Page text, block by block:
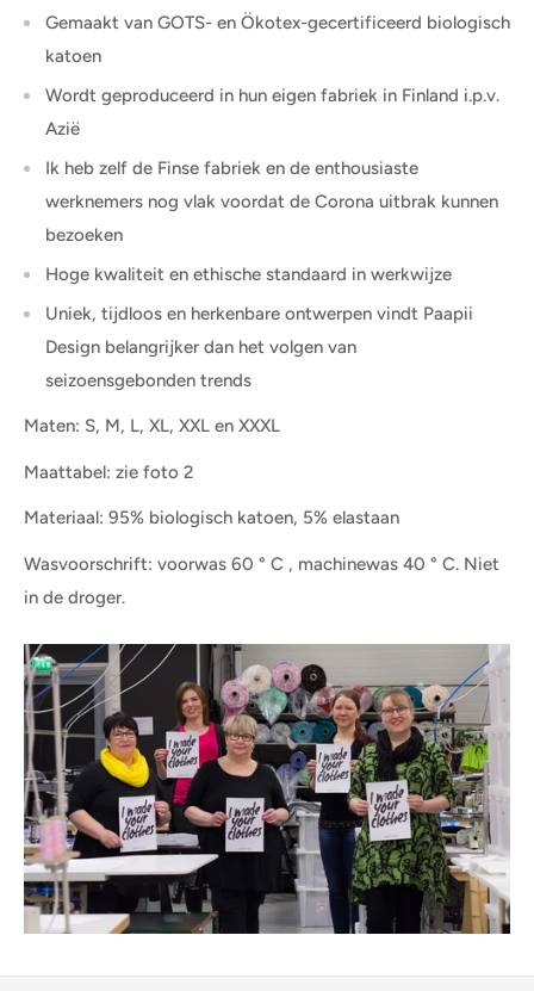
Gemaakt van GOTS- en Ökotex-gecertificeerd biologisch
katoen
Wordt geproduceerd in hun eigen fabriek in Finland i.p.v.
Azië
Ik heb zelf de Finse fabriek en de enthousiaste
werknemers nog vlak voordat de Corona uitbrak kunnen
bezoeken
Hoge kwaliteit en ethische standaard in werkwijze
Uniek, tijdloos en herkenbare ontwerpen vindt Paapii
Design belangrijker dan het volgen van
seizoensgebonden trends
Maten: S, M, L, XL, XXL en XXXL
Maattabel: zie foto 2
Materiaal: 95% biologisch katoen, 5% elastaan
Wasvoorschrift: voorwas 60 ° C , machinewas 40 ° C. Niet
in de droger.